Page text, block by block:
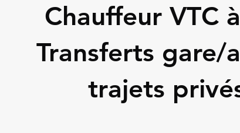
Chauffeur VTC
Transferts gare/
trajets